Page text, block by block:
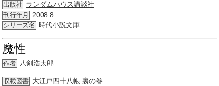
出版社 ランダムハウス講談社
刊行年月 2008.8
シリーズ名 時代小説文庫
魔性
作者 八剣浩太郎
収載図書 大江戸四十八帳 裏の巻